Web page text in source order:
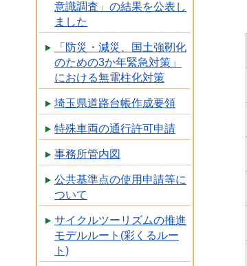
意識調査」の結果を公表し
ました
「防災・減災、国土強靭化
のための3か年緊急対策」
における無電柱化対策
埼玉県道路台帳作成要領
特殊車両の通行許可申請
事務所管内図
公共基準点の使用申請等に
ついて
サイクルツーリズムの推進
モデルルート(彩くるルー
ト)